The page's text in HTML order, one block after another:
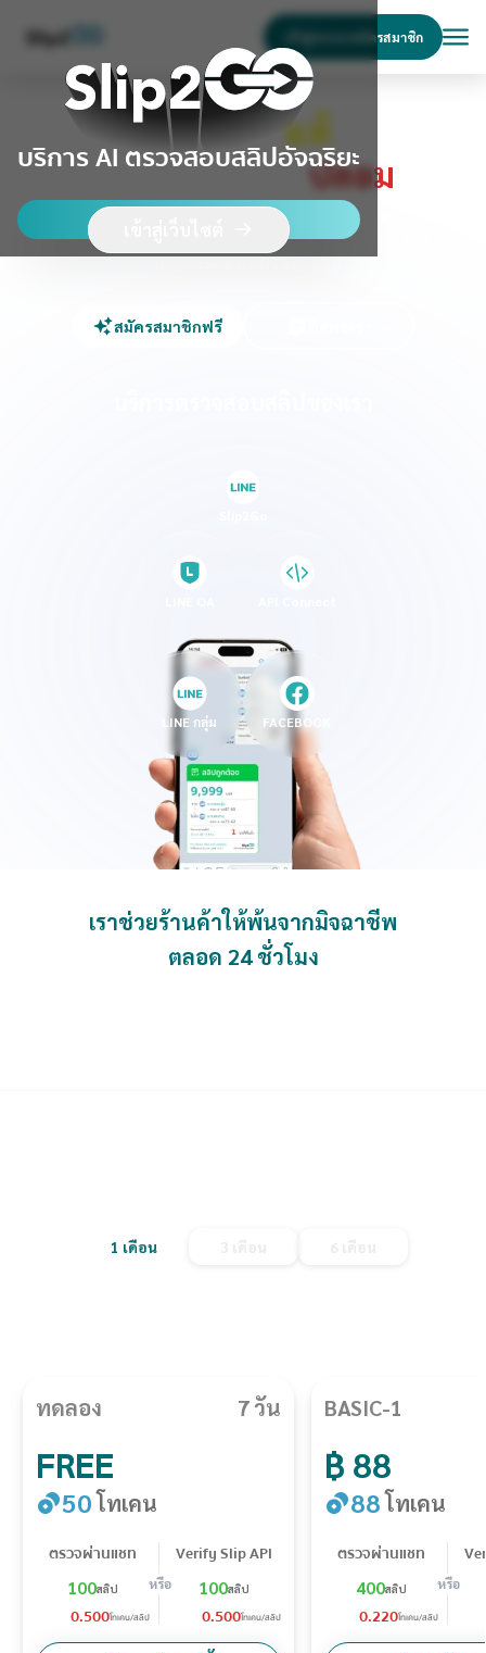
เข้าสู่ระบบ/สมัครสมาชิก
บริการ AI ตรวจสอบสลิปอัจฉริยะ
เช็คสลิปแท้
แก้ปัญหาสลิปปลอม
บริการบอท ตรวจสอบสลิป ที่ใช้งานง่ายที่สุด
ให้เราช่วยร้านค้าให้พ้นจากมิจฉาชีพ สมัคร Slip2Go วันนี้
สมัครสมาชิกฟรี
LINE กลุ่ม FACEBOOK
เราช่วยร้านค้าให้พ้นจากมิจฉาชีพ
ตลอด 24 ชั่วโมง
1 เดือน
ทดลอง 7วัน
FREE
50โทเคน
ตรวจผ่านแชท
100สลิป
0.500โทเคน/สลิป
หรือ
Verify Slip API
100สลิป
0.500โทเคน/สลิป
BASIC-1
฿ 88
88โทเคน
ตรวจผ่านแชท
400สลิป
0.220โทเคน/สลิป
หรือ